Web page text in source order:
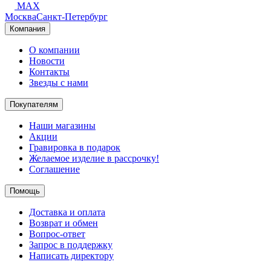
MAX
МоскваСанкт-Петербург
Компания
О компании
Новости
Контакты
Звезды с нами
Покупателям
Наши магазины
Акции
Гравировка в подарок
Желаемое изделие в рассрочку!
Соглашение
Помощь
Доставка и оплата
Возврат и обмен
Вопрос-ответ
Запрос в поддержку
Написать директору